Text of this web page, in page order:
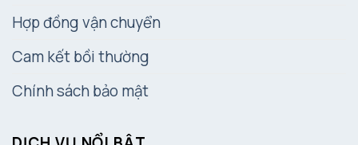
Hợp đồng vận chuyển
Cam kết bồi thường
Chính sách bảo mật